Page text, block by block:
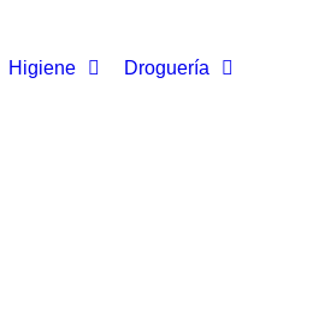
Higiene
Droguería